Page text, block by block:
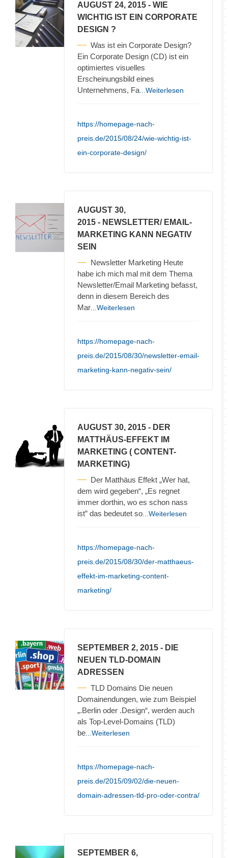
AUGUST 24, 2015 - WIE
WICHTIG IST EIN CORPORATE
DESIGN ?
Was ist ein Corporate Design?
Ein Corporate Design (CD) ist ein
optimiertes visuelles
Erscheinungsbild eines
Unternehmens, Fa ...Weiterlesen
https://homepage-nach-
preis.de/2015/08/24/wie-wichtig-ist-
ein-corporate-design/
AUGUST 30,
2015 - NEWSLETTER/ EMAIL-
MARKETING KANN NEGATIV
SEIN
Newsletter Marketing Heute
habe ich mich mal mit dem Thema
Newsletter/Email Marketing befasst,
denn in diesem Bereich des
Mar ...Weiterlesen
https://homepage-nach-
preis.de/2015/08/30/newsletter-email-
marketing-kann-negativ-sein/
AUGUST 30, 2015 - DER
MATTHÄUS-EFFEKT IM
MARKETING ( CONTENT-
MARKETING)
Der Matthäus Effekt „Wer hat,
dem wird gegeben“, „Es regnet
immer dorthin, wo es schon nass
ist” das bedeutet so ...Weiterlesen
https://homepage-nach-
preis.de/2015/08/30/der-matthaeus-
effekt-im-marketing-content-
marketing/
SEPTEMBER 2, 2015 - DIE
NEUEN TLD-DOMAIN
ADRESSEN
TLD Domains Die neuen
Domainendungen, wie zum Beispiel
„.Berlin oder .Design“, werden auch
als Top-Level-Domains (TLD)
be ...Weiterlesen
https://homepage-nach-
preis.de/2015/09/02/die-neuen-
domain-adressen-tld-pro-oder-contra/
SEPTEMBER 6,